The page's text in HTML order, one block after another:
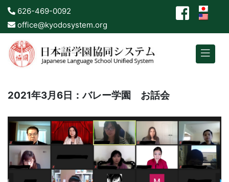
626-469-0092
office@kyodosystem.org
2021年3月6日：バレー学園 お話会